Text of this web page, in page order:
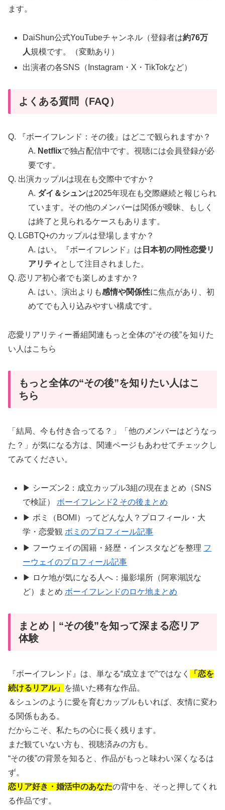
ます。
DaiShun公式YouTubeチャンネル（登録者は約76万
人規模です。（変動あり）
出演者の各SNS（Instagram・X・TikTokなど）
よくある質問（FAQ）
Q. 『ボーイフレンド：その後』はどこで観られますか？
A. Netflixで独占配信中です。視聴には会員登録が必
要です。
Q. 出演カップルは現在も交際中ですか？
A. ダイ＆シュンは2025年現在も交際継続と報じられ
ています。その他のメンバーは関係が曖昧、もしく
は終了と見られるケースもあります。
Q. LGBTQ+のカップルは登場しますか？
A. はい。『ボーイフレンド』は 日本初の同性恋愛リ
アリティ として注目されました。
Q. 恋リア初心者でも楽しめますか？
A. はい。演出よりも感情や関係性に焦点があり、初
めてでも入り込みやすい構成です。
恋愛リアリティー番組関連もっと全体の“その後”を知りた
い人はこちら
もっと全体の“その後”を知りたい人はこ
ちら
「結局、今も付き合ってる？」「他のメンバーはどうなっ
た？」が気になる方は、関連ページもあわせてチェックし
てみてください。
▶ シーズン2：成立カップル3組の現在まとめ（SNS
で検証） ボーイフレンド2 その後まとめ
▶ ボミ（BOMI）ってどんな人？プロフィール・大
学・恋愛観ボミのプロフィール記事
▶ フーウェイの国籍・経歴・インスタなどを整理 フ
ーウェイのプロフィール記事
▶ ロケ地が気になる人へ：撮影場所（阿寒湖説な
ど）まとめ ボーイフレンドのロケ地まとめ
まとめ｜“その後”を知って深まる恋リア
体験
『ボーイフレンド』は、単なる“成立まで”ではなく
「恋を
続けるリアル」
を描いた稀有な作品。
＆シュンのように愛を育むカップルもいれば、友情に変わ
る関係もある。
だからこそ、私たちの心に長く残ります。
まだ観ていない方も、視聴済みの方も。
“その後”の背景を知ると、作品がもっと味わい深くなるは
ず。
恋リア好き・婚活中のあなたの背中を、そっと押してくれ
る作品です。